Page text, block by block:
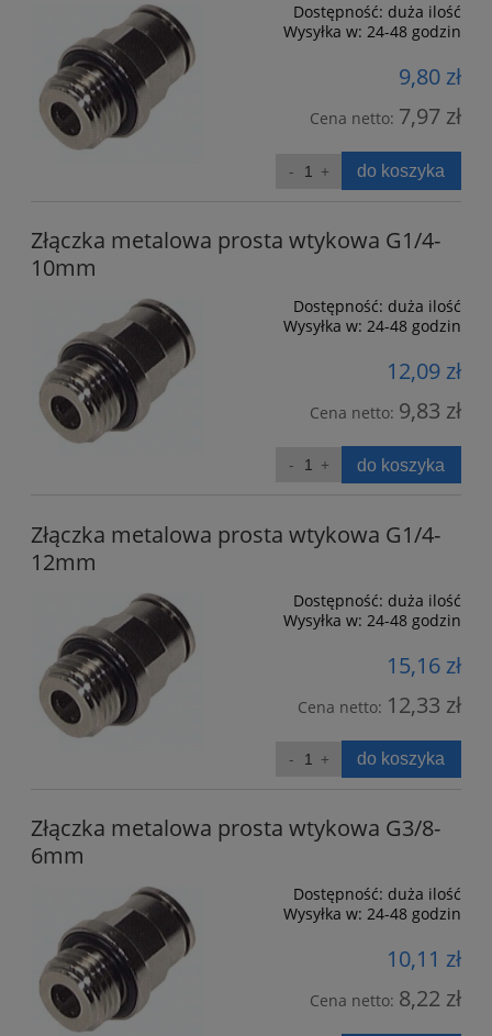
Dostępność: duża ilość
Wysyłka w: 24-48 godzin
9,80 zł
Cena netto: 7,97 zł
do koszyka
Złączka metalowa prosta wtykowa G1/4-
10mm
Dostępność: duża ilość
Wysyłka w: 24-48 godzin
12,09 zł
Cena netto: 9,83 zł
do koszyka
Złączka metalowa prosta wtykowa G1/4-
12mm
Dostępność: duża ilość
Wysyłka w: 24-48 godzin
15,16 zł
Cena netto: 12,33 zł
do koszyka
Złączka metalowa prosta wtykowa G3/8-
6mm
Dostępność: duża ilość
Wysyłka w: 24-48 godzin
10,11 zł
Cena netto: 8,22 zł